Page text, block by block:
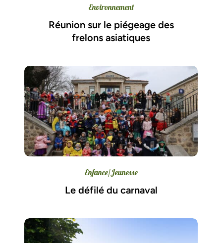
Environnement
Réunion sur le piégeage des
frelons asiatiques
Enfance/Jeunesse
Le défilé du carnaval